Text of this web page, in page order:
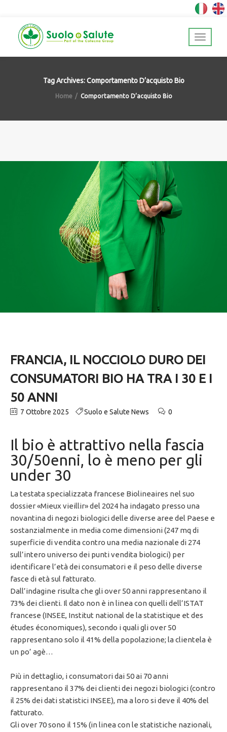
Tag Archives: Comportamento D’acquisto Bio
Home Comportamento D’acquisto Bio
FRANCIA, IL NOCCIOLO DURO DEI
CONSUMATORI BIO HA TRA I 30 E I
50 ANNI
7 Ottobre 2025 Suolo e Salute News 0
Il bio è attrattivo nella fascia
30/50enni, lo è meno per gli
under 30
La testata specializzata francese Biolineaires nel suo
dossier «Mieux vieillir» del 2024 ha indagato presso una
novantina di negozi biologici delle diverse aree del Paese e
sostanzialmente in media come dimensioni (247 mq di
superficie di vendita contro una media nazionale di 274
sull’intero universo dei punti vendita biologici) per
identificare l’età dei consumatori e il peso delle diverse
fasce di età sul fatturato.
Dall’indagine risulta che gli over 50 anni rappresentano il
73% dei clienti. Il dato non è in linea con quelli dell’ISTAT
francese (INSEE, Institut national de la statistique et des
études économiques), secondo i quali gli over 50
rappresentano solo il 41% della popolazione; la clientela è
un po’ agè…
Più in dettaglio, i consumatori dai 50 ai 70 anni
rappresentano il 37% dei clienti dei negozi biologici (contro
il 25% dei dati statistici INSEE), ma a loro si deve il 40% del
fatturato.
Gli over 70 sono il 15% (in linea con le statistiche nazionali,